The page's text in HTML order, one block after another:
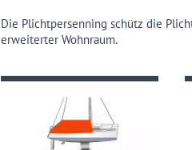
Die Plichtpersenning schütz die
erweiterter Wohnraum.